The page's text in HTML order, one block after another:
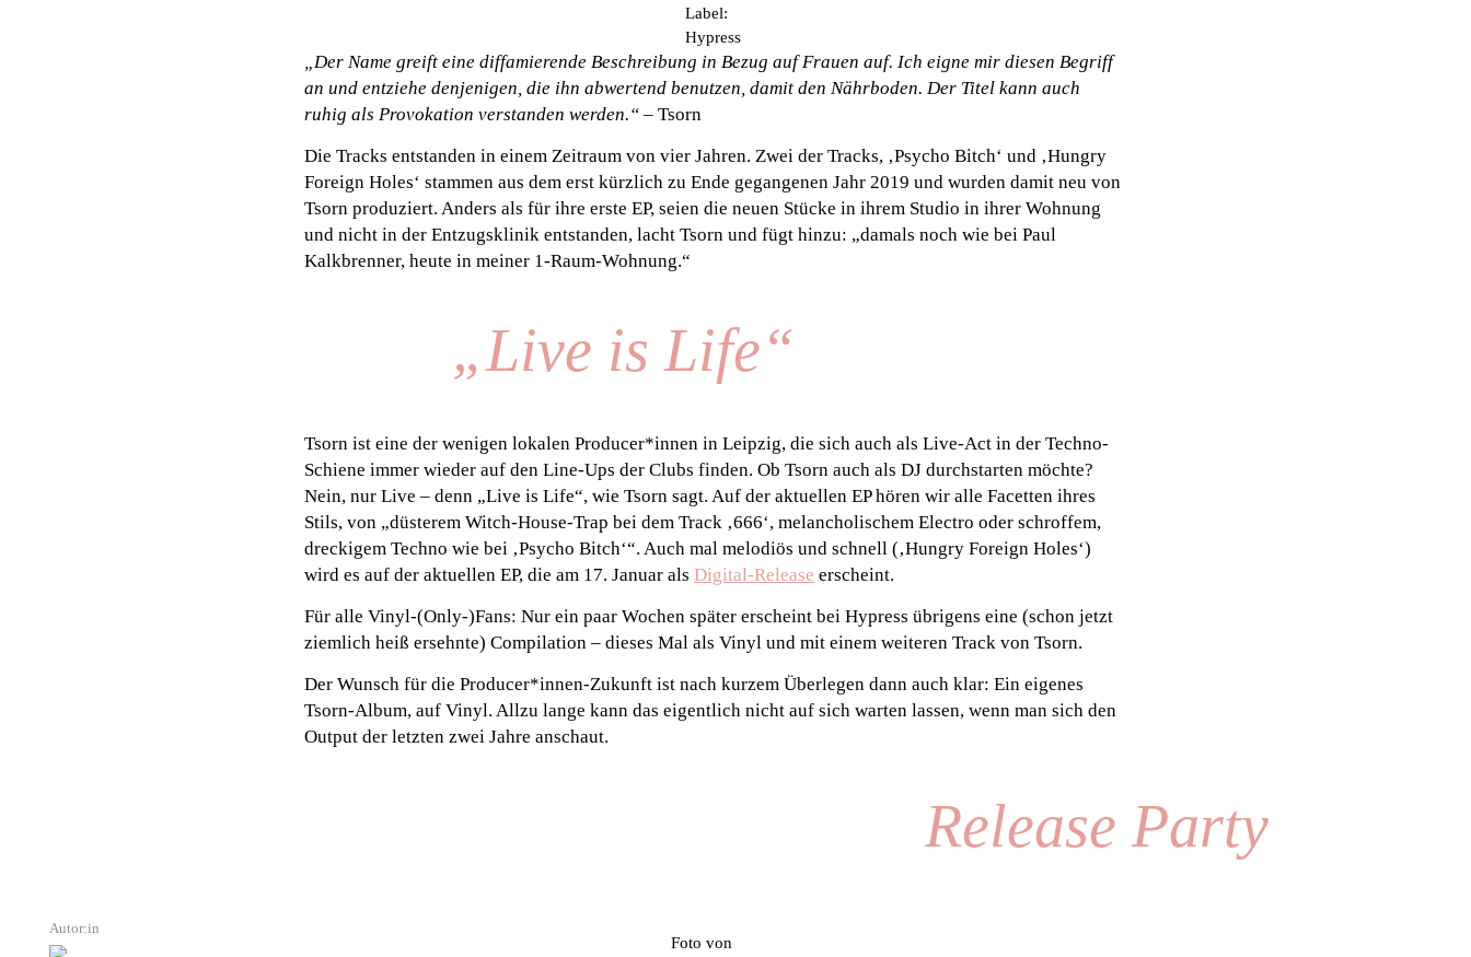
Autor:in
Label:
Hypress
„Der Name greift eine diffamierende Beschreibung in Bezug auf Frauen auf. Ich eigne mir diesen Begriff
an und entziehe denjenigen, die ihn abwertend benutzen, damit den Nährboden. Der Titel kann auch
ruhig als Provokation verstanden werden.“ – Tsorn
Die Tracks entstanden in einem Zeitraum von vier Jahren. Zwei der Tracks, ‚Psycho Bitch‘ und ‚Hungry
Foreign Holes‘ stammen aus dem erst kürzlich zu Ende gegangenen Jahr 2019 und wurden damit neu von
Tsorn produziert. Anders als für ihre erste EP, seien die neuen Stücke in ihrem Studio in ihrer Wohnung
und nicht in der Entzugsklinik entstanden, lacht Tsorn und fügt hinzu: „damals noch wie bei Paul
Kalkbrenner, heute in meiner 1-Raum-Wohnung.“
„Live is Life“
Tsorn ist eine der wenigen lokalen Producer*innen in Leipzig, die sich auch als Live-Act in der Techno-
Schiene immer wieder auf den Line-Ups der Clubs finden. Ob Tsorn auch als DJ durchstarten möchte?
Nein, nur Live – denn „Live is Life“, wie Tsorn sagt. Auf der aktuellen EP hören wir alle Facetten ihres
Stils, von „düsterem Witch-House-Trap bei dem Track ‚666‘, melancholischem Electro oder schroffem,
dreckigem Techno wie bei ‚Psycho Bitch‘“. Auch mal melodiös und schnell (‚Hungry Foreign Holes‘)
wird es auf der aktuellen EP, die am 17. Januar alsDigital-Release erscheint.
Für alle Vinyl-(Only-)Fans: Nur ein paar Wochen später erscheint bei Hypress übrigens eine (schon jetzt
ziemlich heiß ersehnte) Compilation – dieses Mal als Vinyl und mit einem weiteren Track von Tsorn.
Der Wunsch für die Producer*innen-Zukunft ist nach kurzem Überlegen dann auch klar: Ein eigenes
Tsorn-Album, auf Vinyl. Allzu lange kann das eigentlich nicht auf sich warten lassen, wenn man sich den
Output der letzten zwei Jahre anschaut.
Release Party
Foto von